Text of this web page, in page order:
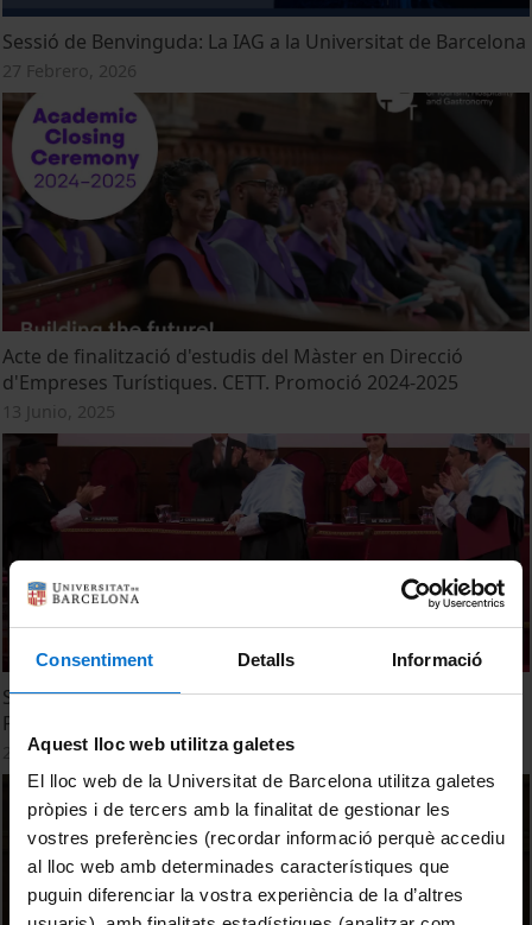
Consentiment Detalls Informació
Aquest lloc web utilitza galetes
El lloc web de la Universitat de Barcelona utilitza galetes
pròpies i de tercers amb la finalitat de gestionar les
vostres preferències (recordar informació perquè accediu
al lloc web amb determinades característiques que
puguin diferenciar la vostra experiència de la d’altres
Sessió de Benvinguda: La IAG a la Universitat de Barcelona
27 Febrero, 2026
Acte de finalització d'estudis del Màster en Direcció
d'Empreses Turístiques. CETT. Promoció 2024-2025
13 Junio, 2025
Sessió de conferiment del grau de doctor honoris causa a
Pere Gimferrer
20 Marzo, 2025